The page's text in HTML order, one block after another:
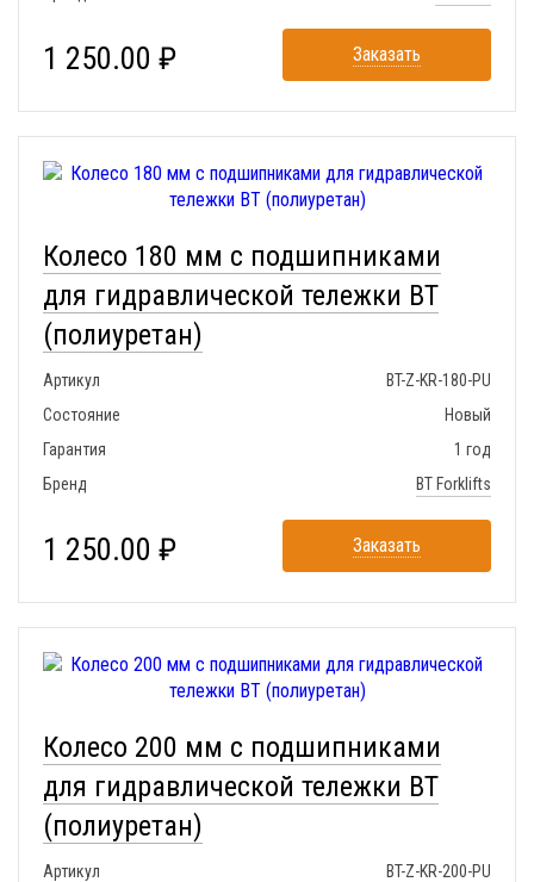
1 250.00 ₽ Заказать
Колесо 180 мм с подшипниками
для гидравлической тележки BT
(полиуретан)
Артикул
BT-Z-KR-180-PU
Состояние
Новый
Гарантия
1 год
Бренд
BT Forklifts
1 250.00 ₽ Заказать
Колесо 200 мм с подшипниками
для гидравлической тележки BT
(полиуретан)
Артикул
BT-Z-KR-200-PU